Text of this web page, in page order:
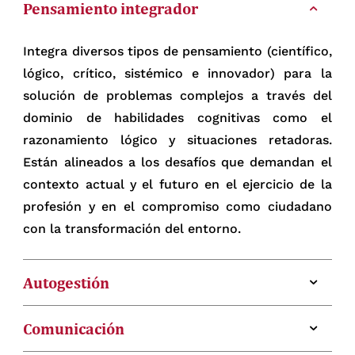
Pensamiento integrador
Integra diversos tipos de pensamiento (científico,
lógico, crítico, sistémico e innovador) para la
solución de problemas complejos a través del
dominio de habilidades cognitivas como el
razonamiento lógico y situaciones retadoras.
Están alineados a los desafíos que demandan el
contexto actual y el futuro en el ejercicio de la
profesión y en el compromiso como ciudadano
con la transformación del entorno.
Autogestión
Construye su proyecto ético de vida para el logro
Comunicación